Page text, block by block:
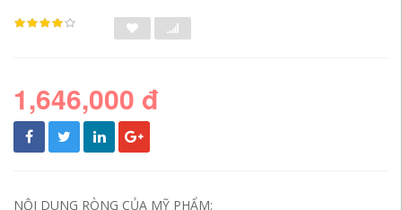
1,646,000 đ
NỘI DUNG RÒNG CỦA MỸ PHẨM: